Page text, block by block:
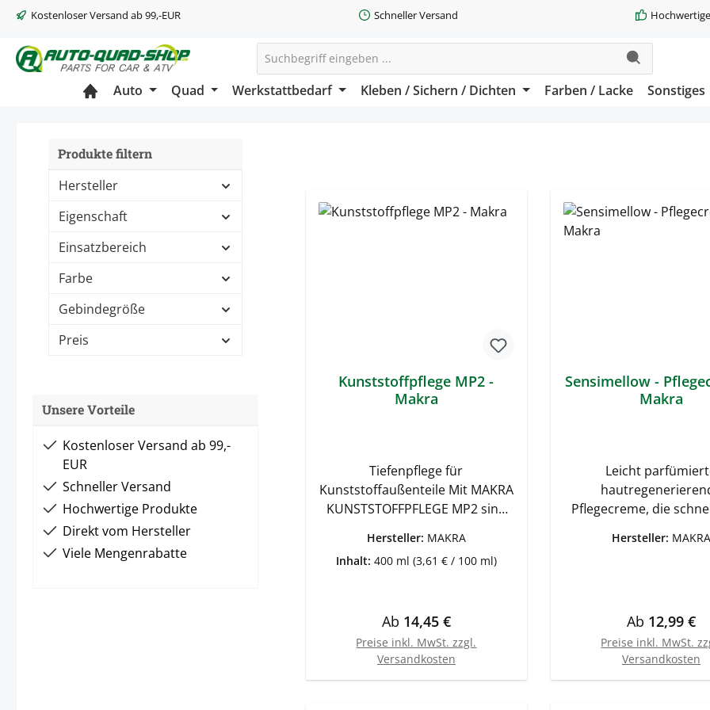
Hauptinhalt springen
Zur Suche springen
Zur Hauptnavigation springen
Kostenloser Versand ab 99,-EUR Schneller Versand
Auto Quad Werkstattbedarf Kleben / Sichern / Dichten Farben / Lacke Sonstiges
Produkte filtern
Hersteller
Eigenschaft
Einsatzbereich
Farbe
Gebindegröße
Preis
Unsere Vorteile
Kostenloser Versand ab 99,-
EUR
Schneller Versand
Hochwertige Produkte
Direkt vom Hersteller
Viele Mengenrabatte
Kunststoffpflege MP2 -
Makra
Tiefenpflege für
Kunststoffaußenteile Mit MAKRA
KUNSTSTOFFPFLEGE MP2 sind
wie z.B. Stoßstangen, Spoiler,
Kotflügel, Seitenteile,
lassen. Eigenschaften: Erzeugt
frischen,seidenmatten
Tiefenglanz Staub-, schmutz-
und wasserabweisend
Hersteller: MAKRA
Inhalt: 400 ml (3,61 € / 100 ml)
Regulärer Preis:
Ab 14,45 €
Preise inkl. MwSt. zzgl.
Versandkosten
Sensimellow -
Makra
Leicht
Pflegecreme, die
und trockene Haut
aufzubauen. Mit Aloe
B5-Vitamin, die eine
Wirkung auf die Haut
den natürlichen
Hersteller: MAKRA
Regulärer
Ab 12,99 €
Preise inkl. MwSt.
Versandkosten